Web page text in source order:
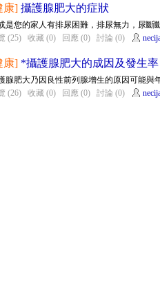
康] 攝護腺肥大的症狀
是您的家人有排尿困難，排尿無力，尿斷
(25)
收藏 (0) 回應 (0) 討論 (0)
康] *攝護腺肥大的成因及發生
腺肥大乃因良性前列腺增生的原因可能與
(26)
收藏 (0) 回應 (0) 討論 (0)